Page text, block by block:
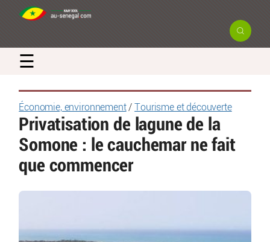
☰
Économie, environnement/ Tourisme et découverte
Privatisation de lagune de la
Somone : le cauchemar ne fait
que commencer